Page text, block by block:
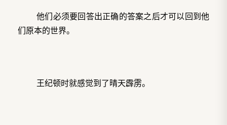
他们必须要回答出正确的答案之后才可以回到他
们原本的世界。
王纪顿时就感觉到了晴天霹雳。